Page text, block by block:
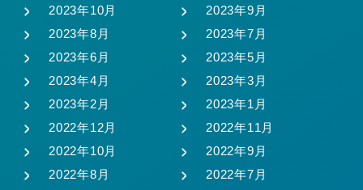
2023年10月
2023年9月
2023年8月
2023年7月
2023年6月
2023年5月
2023年4月
2023年3月
2023年2月
2023年1月
2022年12月
2022年11月
2022年10月
2022年9月
2022年8月
2022年7月